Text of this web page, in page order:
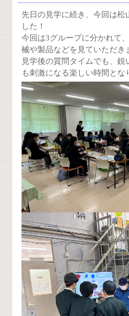
先日の見学に続き、今回は松
した！
今回は3グループに分かれて
械や製品などを見ていただき
見学後の質問タイムでも、
も刺激になる楽しい時間とな